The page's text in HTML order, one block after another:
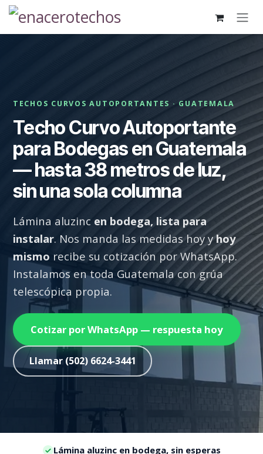
Ir al contenido
TECHOS CURVOS AUTOPORTANTES · GUATEMALA
Techo Curvo Autoportante
para Bodegas en Guatemala
— hasta 38 metros de luz,
sin una sola columna
Lámina aluzinc en bodega, lista para
instalar. Nos manda las medidas hoy yhoy
mismo recibe su cotización por WhatsApp.
Instalamos en toda Guatemala con grúa
telescópica propia.
Cotizar por WhatsApp — respuesta hoy
Llamar (502) 6624-3441
Lámina aluzinc en bodega, sin esperas